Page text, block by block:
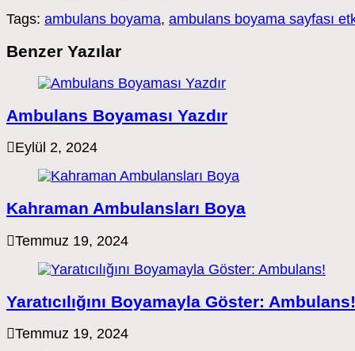
Tags: ambulans boyama, ambulans boyama sayfası
Benzer Yazılar
Ambulans Boyaması Yazdır
Eylül 2, 2024
Kahraman Ambulansları Boya
Temmuz 19, 2024
Yaratıcılığını Boyamayla Göster: Ambulans!
Temmuz 19, 2024